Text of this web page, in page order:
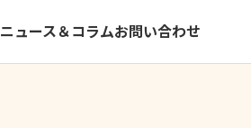
ニュース＆コラムお問い合わせ